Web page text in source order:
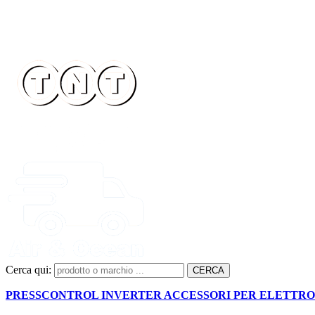
Cerca qui:
PRESSCONTROL INVERTER ACCESSORI PER